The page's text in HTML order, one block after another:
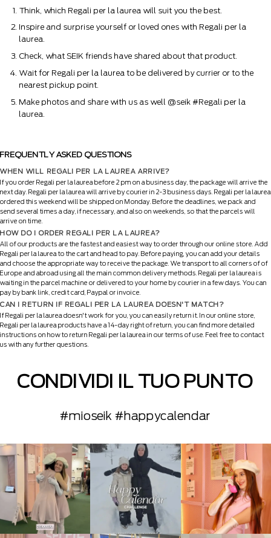
Think, which Regali per la laurea will suit you the best.
Inspire and surprise yourself or loved ones with Regali per la
laurea.
Check, what SEIK friends have shared about that product.
Wait for Regali per la laurea to be delivered by currier or to the
nearest pickup point.
Make photos and share with us as well @seik #Regali per la
laurea.
FREQUENTLY ASKED QUESTIONS
WHEN WILL REGALI PER LA LAUREA ARRIVE?
If you order Regali per la laurea before 2 pm on a business day, the package will arrive the
next day. Regali per la laurea will arrive by courier in 2-3 business days. Regali per la laurea
ordered this weekend will be shipped on Monday. Before the deadlines, we pack and
send several times a day, if necessary, and also on weekends, so that the parcels will
arrive on time.
HOW DO I ORDER REGALI PER LA LAUREA?
All of our products are the fastest and easiest way to order through our online store. Add
Regali per la laurea to the cart and head to pay. Before paying, you can add your details
and choose the appropriate way to receive the package. We transport to all corners of of
Europe and abroad using all the main common delivery methods. Regali per la laurea is
waiting in the parcel machine or delivered to your home by courier in a few days. You can
pay by bank link, credit card, Paypal or invoice.
CAN I RETURN IF REGALI PER LA LAUREA DOESN'T MATCH?
If Regali per la laurea doesn't work for you, you can easily return it. In our online store,
Regali per la laurea products have a 14-day right of return, you can find more detailed
instructions on how to return Regali per la laurea in our terms of use. Feel free to contact
us with any further questions.
CONDIVIDI IL TUO PUNTO
#mioseik #happycalendar